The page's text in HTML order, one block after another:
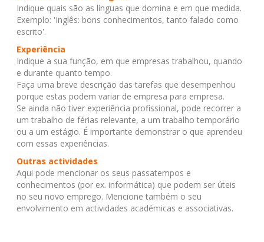
Indique quais são as línguas que domina e em que medida.
Exemplo: 'Inglês: bons conhecimentos, tanto falado como
escrito'.
Experiência
Indique a sua função, em que empresas trabalhou, quando
e durante quanto tempo.
Faça uma breve descrição das tarefas que desempenhou
porque estas podem variar de empresa para empresa.
Se ainda não tiver experiência profissional, pode recorrer a
um trabalho de férias relevante, a um trabalho temporário
ou a um estágio. É importante demonstrar o que aprendeu
com essas experiências.
Outras actividades
Aqui pode mencionar os seus passatempos e
conhecimentos (por ex. informática) que podem ser úteis
no seu novo emprego. Mencione também o seu
envolvimento em actividades académicas e associativas.